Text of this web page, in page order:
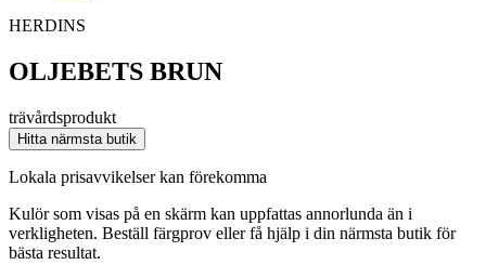
HERDINS
OLJEBETS BRUN
trävårdsprodukt
Hitta närmsta butik
Lokala prisavvikelser kan förekomma
Kulör som visas på en skärm kan uppfattas annorlunda än i
verkligheten. Beställ färgprov eller få hjälp i din närmsta butik för
bästa resultat.